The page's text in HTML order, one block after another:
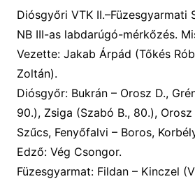
Diósgyőri VTK II.–Füzesgyarmati
NB III-as labdarúgó-mérkőzés.
Vezette: Jakab Árpád (Tőkés
Zoltán).
Diósgyőr:Bukrán– Orosz D.,
90.),Zsiga (Szabó B.,80.),
Szűcs, Fenyőfalvi – Boros,
Edző: Vég Csongor.
Füzesgyarmat: Fildan – Kinczel